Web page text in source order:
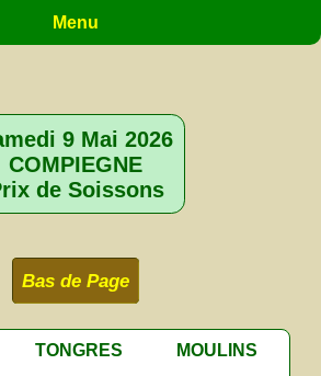
Menu
9 Mai 2026
COMPIEGNE
de Soissons
Bas de Page
TONGRES
MOULINS